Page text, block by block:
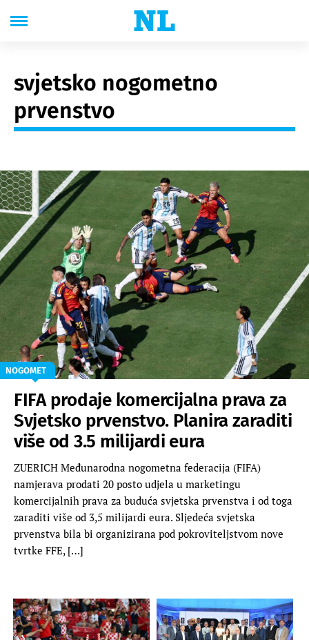
svjetsko nogometno
prvenstvo
NOGOMET
FIFA prodaje komercijalna prava za
Svjetsko prvenstvo. Planira zaraditi
više od 3.5 milijardi eura
ZUERICH Međunarodna nogometna federacija (FIFA)
namjerava prodati 20 posto udjela u marketingu
komercijalnih prava za buduća svjetska prvenstva i od toga
zaraditi više od 3,5 milijardi eura. Sljedeća svjetska
prvenstva bila bi organizirana pod pokroviteljstvom nove
tvrtke FFE, […]